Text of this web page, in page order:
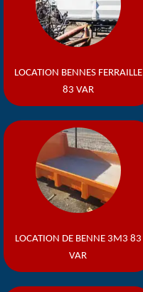
LOCATION BENNES FERRAILLE
83 VAR
LOCATION DE BENNE 3M3 83
VAR